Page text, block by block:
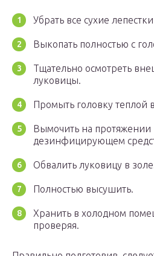
Убрать все сухие
Выкопать полностью с
Тщательно осмотреть
луковицы.
Промыть головку теплой
Вымочить на протяжении
дезинфицирующем
Обвалить луковицу в
Полностью высушить.
Хранить в холодном
проверяя.